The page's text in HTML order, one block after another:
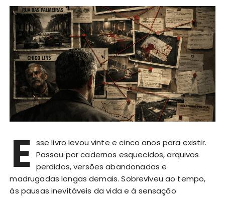
E sse livro levou vinte e cinco anos para existir.
Passou por cadernos esquecidos, arquivos
perdidos, versões abandonadas e
madrugadas longas demais. Sobreviveu ao tempo,
às pausas inevitáveis da vida e à sensação